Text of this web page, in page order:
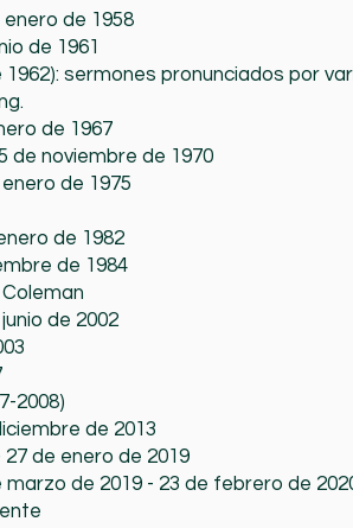
enero de 1958
de 1961
sermones pronunciados por
de 1967
de noviembre de 1970
de 1975
de 1982
de 1984
de 2002
2008)
de 2013
de enero de 2019
de 2019 - 23 de febrero de